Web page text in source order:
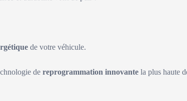
de votre véhicule.
de reprogrammation innovante la plus haute